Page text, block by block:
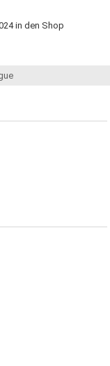
in den Shop